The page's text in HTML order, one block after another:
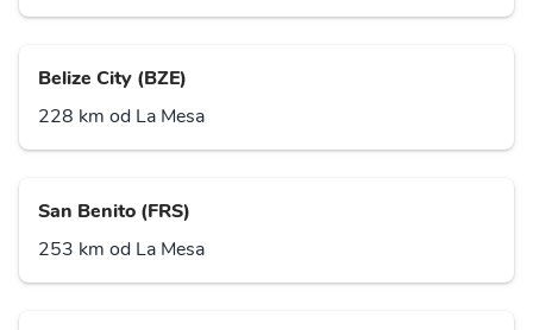
Belize City (BZE)
228 km od La Mesa
San Benito (FRS)
253 km od La Mesa